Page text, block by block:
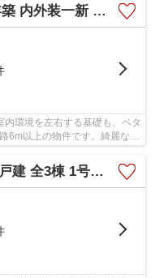
古 イオンタウン徒歩4分
環境を左右する基礎も、ベタ
6m以上の物件です。綺麗な室
棟 車2台並列 道路6ｍ